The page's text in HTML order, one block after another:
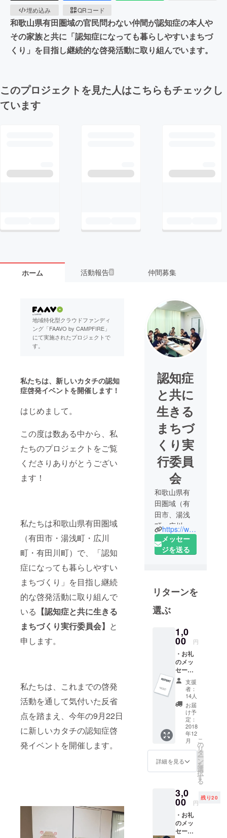
埋め込み
QRコード
和歌山県有田圏域の官民問わない仲間が認知症の本人や
その家族と共に「認知症になっても暮らしやすいまちづ
くり」を目指し継続的な啓発活動に取り組んでいます。
このプロジェクトを見た人はこちらもチェックし
ています
ホーム 活動報告8 仲間募集
地域特化型クラウドファンディ
ング「FAAVO by CAMPFIRE」
にて実施されたプロジェクトで
す。
私たちは、新しいカタチの認知
症啓発イベントを開催します！
はじめまして。
この度は数ある中から、私
たちのプロジェクトをご覧
くださりありがとうござい
ます！
私たちは和歌山県有田圏域
（有田市・湯浅町・広川
町・有田川町）で、「認知
症になっても暮らしやすい
まちづくり」を目指し継続
的な啓発活動に取り組んで
いる 【認知症と共に生きる
まちづくり実行委員会】 と
申します。
私たちは、これまでの啓発
活動を通して気付いた反省
点を踏まえ、今年の9月22日
に新しいカタチの認知症啓
発イベントを開催します。
認知症
と共に
生きる
まちづ
くり実
行委員
会
和歌山県有
田圏域（有
田市、湯浅
町、広川
町、有田川
町）の官民
暮らしやす
いまちづく
り」を目指
啓発に取り
組んでいま
https://www002.upp.so-net.ne.jp/nintomo/index.html
メッセー
ジを送る
リターンを
選ぶ
1,0
00 円
・お礼
のメッ
セー
ジ：温
かいご
支援に
対する
お礼の
気持ち
をお伝
えしま
す。 ・
イベン
ト実施
報告
書：認
2018で
の啓発
の様子
につい
て記載
した報
支援
者：
14人
お届
け予
定：
2018
年12
月
詳細を見る
こ
の
リ
タ
ー
ン
を
選
択
す
る
3,0
00 円
残り20
・お礼
のメッ
セー